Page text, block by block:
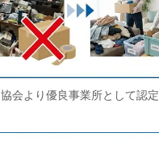
協会より優良事業所として認定